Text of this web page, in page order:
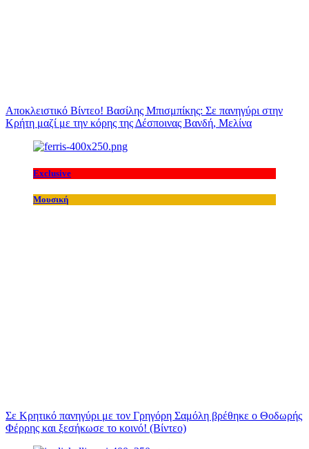
Αποκλειστικό Βίντεο! Βασίλης Μπισμπίκης: Σε πανηγύρι στην
Κρήτη μαζί με την κόρης της Δέσποινας Βανδή, Μελίνα
Exclusive
Μουσική
Σε Κρητικό πανηγύρι με τον Γρηγόρη Σαμόλη βρέθηκε ο Θοδωρής
Φέρρης και ξεσήκωσε το κοινό! (Βίντεο)